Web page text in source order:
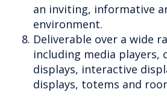
an inviting, informative
environment.
Deliverable over a wide
including media players,
displays, interactive
displays, totems and